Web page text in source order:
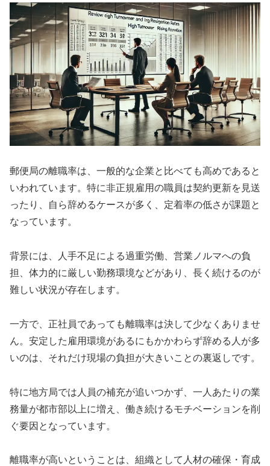
郵便局の離職率は、一般的な企業と比べても高めであると
いわれています。特に非正規雇用の職員は契約更新を見送
ったり、自ら辞めるケースが多く、定着率の低さが課題と
なっています。
背景には、人手不足による過重労働、営業ノルマへの負
担、体力的に厳しい勤務環境などがあり、長く続けるのが
難しい状況が存在します。
一方で、正社員であっても離職率は決して少なくありませ
ん。安定した雇用環境があるにもかかわらず辞める人が多
いのは、それだけ現場の負担が大きいことの裏返しです。
特に地方局では人員の補充が追いつかず、一人あたりの業
務量が都市部以上に増え、働き続けるモチベーションを削
ぐ要因となっています。
離職率が高いということは、組織として人材の確保・育成